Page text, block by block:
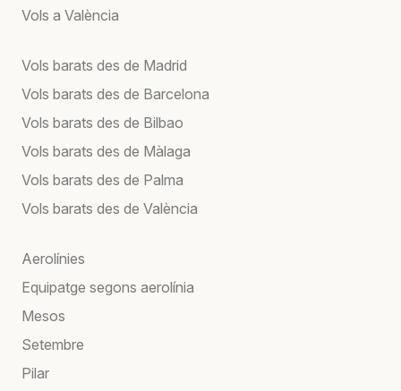
Vols a València
Vols barats des de Madrid
Vols barats des de Barcelona
Vols barats des de Bilbao
Vols barats des de Màlaga
Vols barats des de Palma
Vols barats des de València
Aerolínies
Equipatge segons aerolínia
Mesos
Setembre
Pilar